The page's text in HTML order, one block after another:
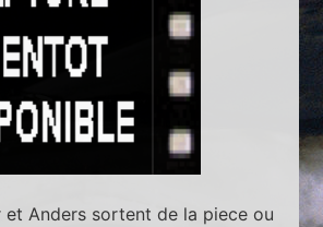
et Anders sortent de la piece ou